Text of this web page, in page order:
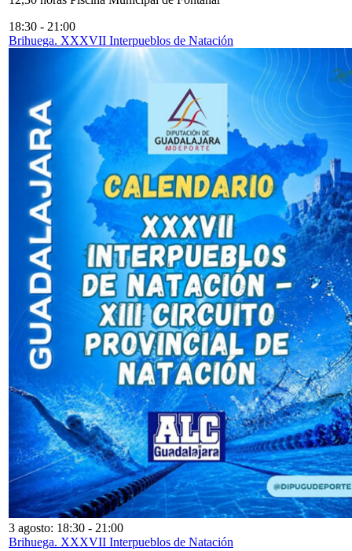
18:30 - 21:00
Brihuega. XXXVII Interpueblos de Natación
3 agosto: 18:30 - 21:00
Brihuega. XXXVII Interpueblos de Natación